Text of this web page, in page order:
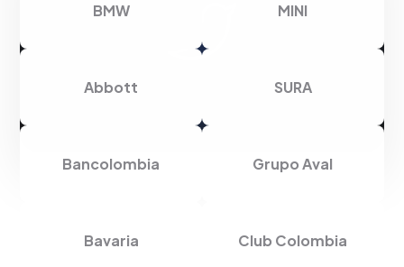
BMW MINI
Abbott SURA
Bancolombia Grupo Aval
Bavaria Club Colombia